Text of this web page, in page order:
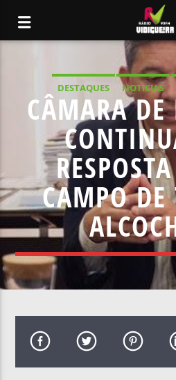
DESTAQUES NOTICIAS
NOTÍCIAS
CÂMARA DE
CAMPO DE